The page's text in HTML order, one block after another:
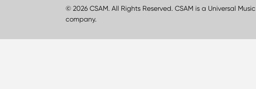
© 2026 CSAM. All Rights Reserved. CSAM is a Universal Music
company.